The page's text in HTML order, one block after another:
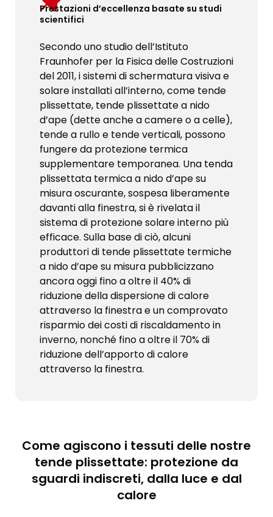
Prestazioni d’eccellenza basate su studi
scientifici
Secondo uno studio dell’Istituto
Fraunhofer per la Fisica delle Costruzioni
del 2011, i sistemi di schermatura visiva e
solare installati all’interno, come tende
plissettate, tende plissettate a nido
d’ape (dette anche a camere o a celle),
tende a rullo e tende verticali, possono
fungere da protezione termica
supplementare temporanea. Una tenda
plissettata termica a nido d’ape su
misura oscurante, sospesa liberamente
davanti alla finestra, si è rivelata il
sistema di protezione solare interno più
efficace. Sulla base di ciò, alcuni
produttori di tende plissettate termiche
a nido d’ape su misura pubblicizzano
ancora oggi fino a oltre il 40% di
riduzione della dispersione di calore
attraverso la finestra e un comprovato
risparmio dei costi di riscaldamento in
inverno, nonché fino a oltre il 70% di
riduzione dell’apporto di calore
attraverso la finestra.
Come agiscono i tessuti delle nostre
tende plissettate: protezione da
sguardi indiscreti, dalla luce e dal
calore